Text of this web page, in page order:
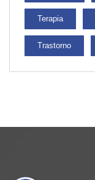
Terapia
Trastorno